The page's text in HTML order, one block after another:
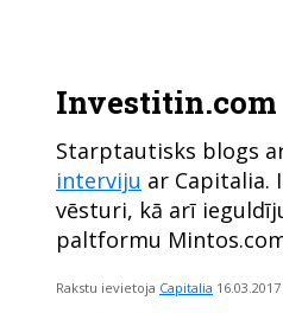
Starptautisks blogs
interviju ar Capitalia.
vēsturi, kā arī
paltformu
Rakstu ievietoja Capitalia 16.03.2017